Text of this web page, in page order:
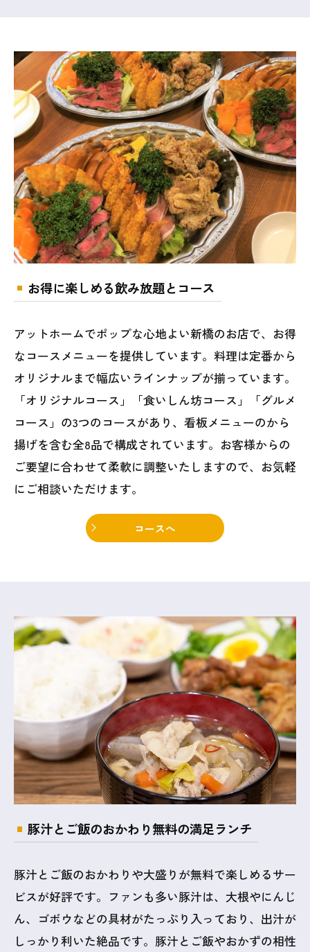
お得に楽しめる飲み放題とコース
アットホームでポップな心地よい新橋のお店で、お得
なコースメニューを提供しています。料理は定番から
オリジナルまで幅広いラインナップが揃っています。
「オリジナルコース」「食いしん坊コース」「グルメ
コース」の3つのコースがあり、看板メニューのから
揚げを含む全8品で構成されています。お客様からの
ご要望に合わせて柔軟に調整いたしますので、お気軽
にご相談いただけます。
コースへ
豚汁とご飯のおかわり無料の満足ランチ
豚汁とご飯のおかわりや大盛りが無料で楽しめるサー
ビスが好評です。ファンも多い豚汁は、大根やにんじ
ん、ゴボウなどの具材がたっぷり入っており、出汁が
しっかり利いた絶品です。豚汁とご飯やおかずの相性